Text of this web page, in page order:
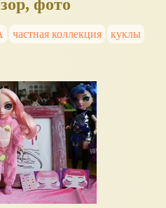
фото
частная коллекция
куклы